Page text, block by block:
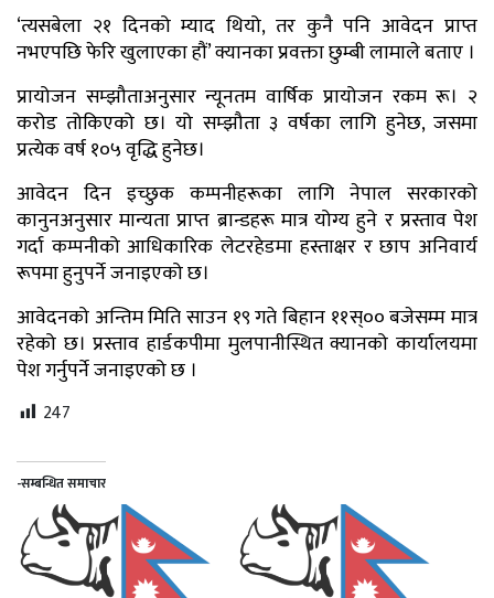
‘त्यसबेला २१ दिनको म्याद थियो, तर कुनै पनि आवेदन प्राप्त
नभएपछि फेरि खुलाएका हौं’ क्यानका प्रवक्ता छुम्बी लामाले बताए ।
प्रायोजन सम्झौताअनुसार न्यूनतम वार्षिक प्रायोजन रकम रू। २
करोड तोकिएको छ। यो सम्झौता ३ वर्षका लागि हुनेछ, जसमा
प्रत्येक वर्ष १०५ वृद्धि हुनेछ।
आवेदन दिन इच्छुक कम्पनीहरूका लागि नेपाल सरकारको
कानुनअनुसार मान्यता प्राप्त ब्रान्डहरू मात्र योग्य हुने र प्रस्ताव पेश
गर्दा कम्पनीको आधिकारिक लेटरहेडमा हस्ताक्षर र छाप अनिवार्य
रूपमा हुनुपर्ने जनाइएको छ।
आवेदनको अन्तिम मिति साउन १९ गते बिहान ११स्०० बजेसम्म मात्र
रहेको छ। प्रस्ताव हार्डकपीमा मुलपानीस्थित क्यानको कार्यालयमा
पेश गर्नुपर्ने जनाइएको छ ।
247
-सम्बन्धित समाचार